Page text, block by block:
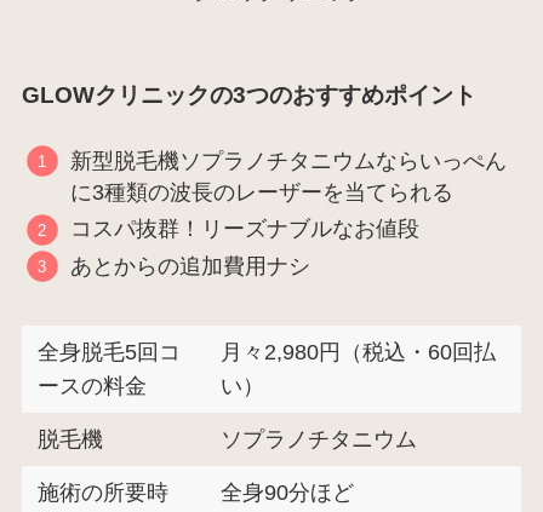
GLOWクリニックの3つのおすすめポイント
新型脱毛機ソプラノチタニウムならいっぺん
に3種類の波長のレーザーを当てられる
コスパ抜群！リーズナブルなお値段
あとからの追加費用ナシ
全身脱毛5回コ
ースの料金
月々2,980円（税込・60回払
い）
脱毛機 ソプラノチタニウム
施術の所要時
全身90分ほど